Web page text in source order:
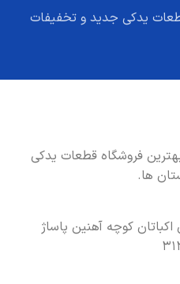
یدکی جدید و تخفیفات
فروشگاه قطعات یدکی
ها.
کوچه آهنین پاساژ